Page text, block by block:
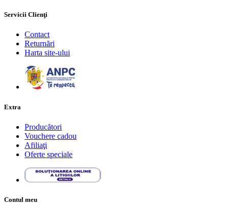
Servicii Clienţi
Contact
Returnări
Harta site-ului
Extra
Producători
Vouchere cadou
Afiliaţi
Oferte speciale
Contul meu